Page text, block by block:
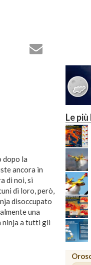
dopo la
ancora in
di noi, si
di loro, però,
disoccupato
una
ninja a tutti gli
Le